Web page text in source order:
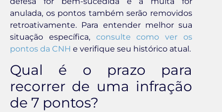
anulada, os pontos também serão removidos
retroativamente. Para entender melhor sua
situação específica, consulte como ver os
pontos da CNH e verifique seu histórico atual.
Qual é o prazo para
recorrer de uma infração
de 7 pontos?